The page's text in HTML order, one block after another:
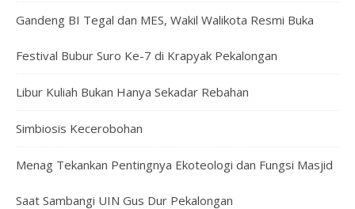
Gandeng BI Tegal dan MES, Wakil Walikota Resmi Buka
Festival Bubur Suro Ke-7 di Krapyak Pekalongan
Libur Kuliah Bukan Hanya Sekadar Rebahan
Simbiosis Kecerobohan
Menag Tekankan Pentingnya Ekoteologi dan Fungsi Masjid
Saat Sambangi UIN Gus Dur Pekalongan